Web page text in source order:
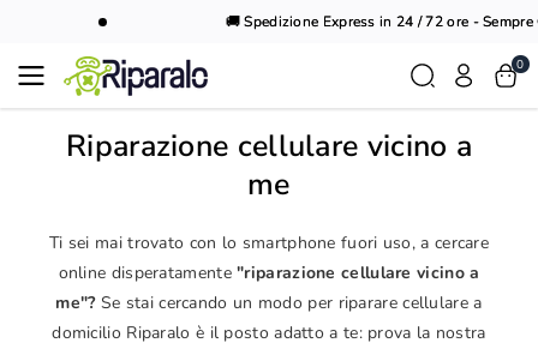
🚚 Spedizione Express in 24 / 72 ore - Sempre
0
Riparazione cellulare vicino a
me
Ti sei mai trovato con lo smartphone fuori uso, a cercare
online disperatamente"riparazione cellulare vicino a
me"?Se stai cercando un modo per riparare cellulare a
domicilio Riparalo è il posto adatto a te: prova la nostra